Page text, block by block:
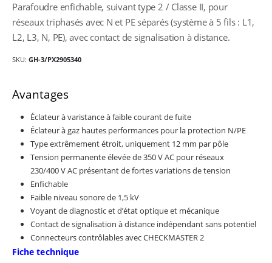
Parafoudre enfichable, suivant type 2 / Classe II, pour
réseaux triphasés avec N et PE séparés (système à 5 fils : L1,
L2, L3, N, PE), avec contact de signalisation à distance.
SKU: GH-3/PX2905340
Avantages
Éclateur à varistance à faible courant de fuite
Éclateur à gaz hautes performances pour la protection N/PE
Type extrêmement étroit, uniquement 12 mm par pôle
Tension permanente élevée de 350 V AC pour réseaux
230/400 V AC présentant de fortes variations de tension
Enfichable
Faible niveau sonore de 1,5 kV
Voyant de diagnostic et d’état optique et mécanique
Contact de signalisation à distance indépendant sans potentiel
Connecteurs contrôlables avec CHECKMASTER 2
Fiche technique